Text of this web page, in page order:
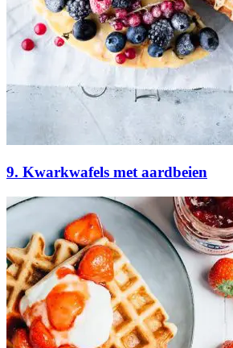
9. Kwarkwafels met aardbeien